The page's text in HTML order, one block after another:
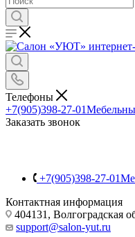
Телефоны
+7(905)398-27-01
Заказать звонок
+7(905)398-27-01
Контактная информация
404131, Волгоградская
support@salon-yut.ru